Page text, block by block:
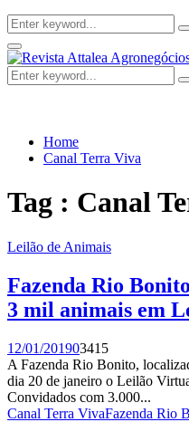
Search
for:
Facebook
Twitter
Instagram
Linkedin
Youtube
Email
Primary
Menu
Search
for:
Home
Canal Terra Viva
Tag : Canal
Leilão de Animais
Fazenda Rio
3 mil animais em
12/01/201903415
A Fazenda Rio Bonito,
dia 20 de janeiro o Leilão
Convidados com 3.000...
Canal Terra VivaFazenda Rio